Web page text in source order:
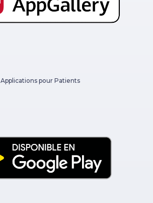
Applications pour Patients